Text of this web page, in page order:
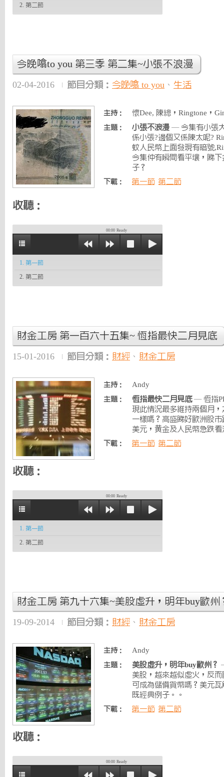
2. 第二節
今晚噏to you 第三季 第二集~小張不浪漫
02-04-2016 節目分類： 今晚噏 to you 、 生活
主持： 懷Dee, 陳總，Ringtone，
主題： 小張不浪漫 — 今集有小張
係小張?邊個又係陳太呢?
蚊人民幣上面發現有暗號
今集仲有瞬間看平壤，睇
子？
下載： 第一節 第二節
收聽：
00:00 Ready
1. 第一節
2. 第二節
財金工房 第一百六十五集~ 恆指最快二月見底
15-01-2016 節目分類： 財經 、 財金工房
主持： Andy
主題： 恆指最快二月見底— 恆指
現此情況最多維持兩個月
一樣嗎？高盛睇好歐洲股
美元，黄金及人民幣急跌看
下載： 第一節 第二節
收聽：
00:00 Ready
1. 第一節
2. 第二節
財金工房 第九十六集~美股虛升，明年buy歐州
19-09-2014 節目分類： 財經 、 財金工房
主持： Andy
主題： 美股虛升，明年buy歐州？
美股，越來越似虛火，反
可成為儲備貨幣嗎？美元
既經典例子。。
下載： 第一節 第二節
收聽：
00:00 Ready